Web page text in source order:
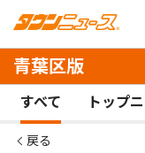
青葉区版
すべて トップ
戻る